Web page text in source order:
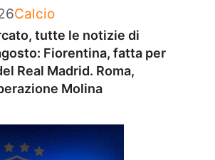
Categorie
Calcio
tutte le notizie di
Fiorentina, fatta per
Real Madrid. Roma,
Molina